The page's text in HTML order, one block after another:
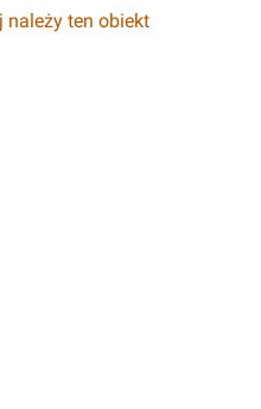
należy ten obiekt